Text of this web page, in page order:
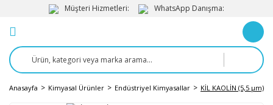
Müşteri Hizmetleri: WhatsApp Danışma:
Anasayfa Kimyasal Ürünler Endüstriyel Kimyasallar KİL KAOLİN (5,5 µm)